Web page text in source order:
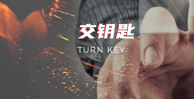
交钥匙
交钥匙
TURN KEY